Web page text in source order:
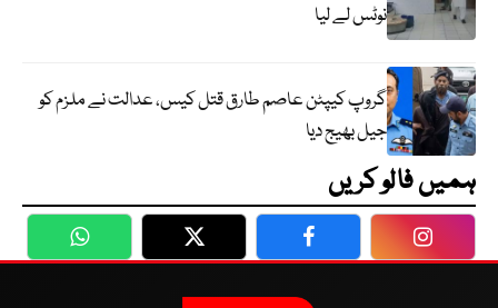
نوٹس لے لیا
گروپ کیپٹن عاصم طارق قتل کیس، عدالت نے ملزم کو
جیل بھیج دیا
ہمیں فالو کریں
WhatsApp Twitter Facebook